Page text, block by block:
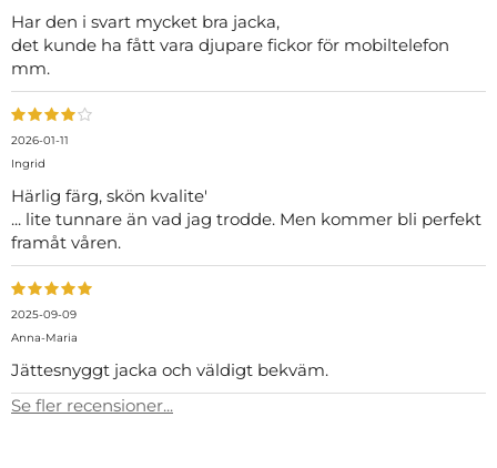
Har den i svart mycket bra jacka,
det kunde ha fått vara djupare fickor för mobiltelefon
mm.
2026-01-11
Ingrid
Härlig färg, skön kvalite'
... lite tunnare än vad jag trodde. Men kommer bli perfekt
framåt våren.
2025-09-09
Anna-Maria
Jättesnyggt jacka och väldigt bekväm.
Se fler recensioner...